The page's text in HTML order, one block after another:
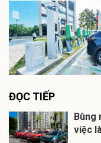
ĐỌC TIẾP
Bùng
việc